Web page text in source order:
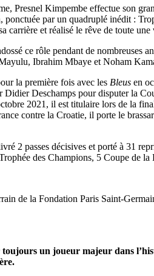
Presnel Kimpembe effectue son
par un quadruplé inédit :
carrière et réalisé le rêve de toute une
ce rôle pendant de nombreuses
Ibrahim Mbaye et Noham
la première fois avec les Bleus en
Deschamps pour disputer la
2021, il est titulaire lors de la
contre la Croatie, il porte le
2 passes décisives et porté à 31
des Champions, 5 Coupe de
de la Fondation Paris Saint-
un joueur majeur dans